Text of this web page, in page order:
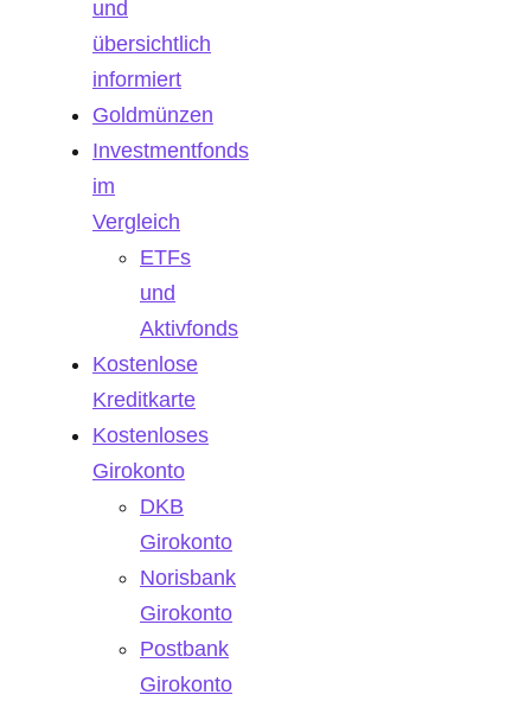
und
übersichtlich
informiert
Goldmünzen
Investmentfonds
im
Vergleich
ETFs
und
Aktivfonds
Kostenlose
Kreditkarte
Kostenloses
Girokonto
DKB
Girokonto
Norisbank
Girokonto
Postbank
Girokonto